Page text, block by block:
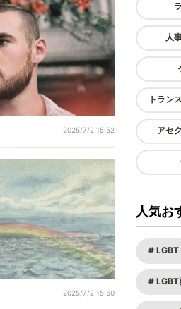
2025/7/2 15:52
2025/7/2 15:50
人
トラン
アセ
人気お
LGBT
LGBT